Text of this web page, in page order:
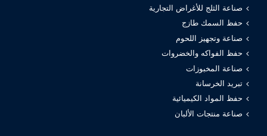
صناعة الثلج للأغراض التجارية
حفظ السمك طازج
صناعة وتجهيز اللحوم
حفظ الفواكه والخضروات
صناعة المخبوزات
تبريد الخرسانة
حفظ المواد الكيميائية
صناعة منتجات الألبان